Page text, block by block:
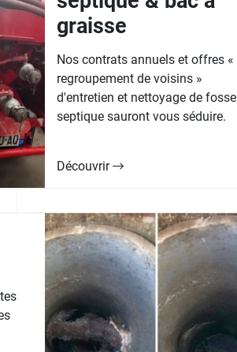
graisse
Nos contrats annuels et offres «
regroupement de voisins »
d'entretien et nettoyage de fosse
septique sauront vous séduire.
Découvrir